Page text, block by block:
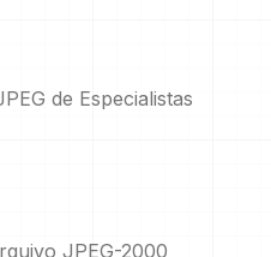
de Especialistas
JPEG-2000